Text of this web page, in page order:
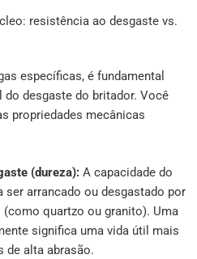
resistência ao desgaste vs.
específicas, é fundamental
desgaste do britador. Você
propriedades mecânicas
(dureza):A capacidade do
ser arrancado ou desgastado por
quartzo ou granito). Uma
significa uma vida útil mais
de alta abrasão.